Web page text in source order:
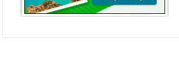
Litoral de Santa Catarina